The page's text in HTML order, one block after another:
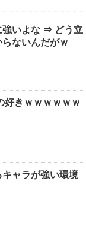
強いよな ⇒ どう立
ないんだがｗ
好きｗｗｗｗｗｗ
キャラが強い環境